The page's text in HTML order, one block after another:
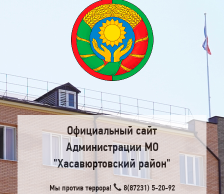
Официальный сайт
Администрации МО
"Хасавюртовский район"
Мы против террора!
8(87231) 5-20-92